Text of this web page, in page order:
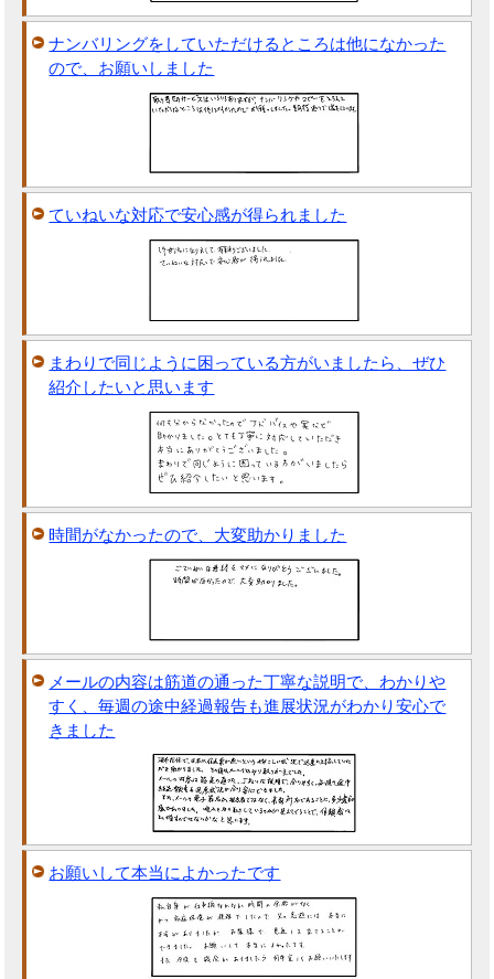
ナンバリングをしていただけるところは他になかった
ので、お願いしました
ていねいな対応で安心感が得られました
まわりで同じように困っている方がいましたら、ぜひ
紹介したいと思います
時間がなかったので、大変助かりました
メールの内容は筋道の通った丁寧な説明で、わかりや
すく、毎週の途中経過報告も進展状況がわかり安心で
きました
お願いして本当によかったです